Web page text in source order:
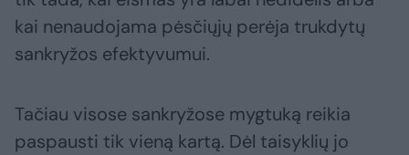
kai nenaudojama pėsčiųjų perėja trukdytų
sankryžos efektyvumui.
Tačiau visose sankryžose mygtuką reikia
paspausti tik vieną kartą. Dėl taisyklių jo